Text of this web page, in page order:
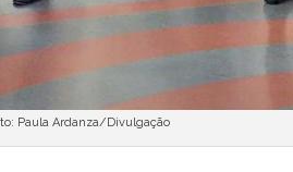
Paula Ardanza/Divulgação